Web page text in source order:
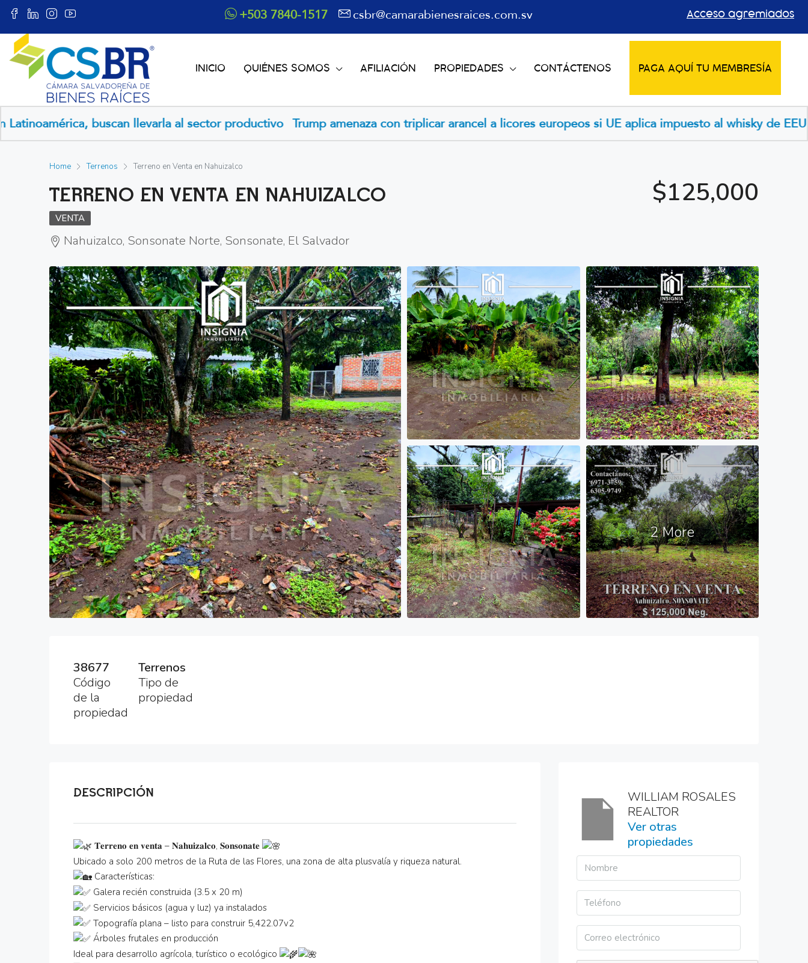
+503 7840-1517 csbr@camarabienesraices.com.sv Acceso agremiados
INICIO QUIÉNES SOMOS AFILIACIÓN PROPIEDADES CONTÁCTENOS PAGA AQUÍ TU MEMBRESÍA
buscan llevarla al sector productivo Trump amenaza con triplicar arancel a licores europeos si UE aplica impuesto al whisky de EEUU
Home Terrenos Terreno en Venta en Nahuizalco
TERRENO EN VENTA EN NAHUIZALCO $125,000
VENTA
Nahuizalco, Sonsonate Norte, Sonsonate, El Salvador
2 More
38677
Código
de la
propiedad
Terrenos
Tipo de
propiedad
DESCRIPCIÓN
𝐓𝐞𝐫𝐫𝐞𝐧𝐨 𝐞𝐧 𝐯𝐞𝐧𝐭𝐚 – 𝐍𝐚𝐡𝐮𝐢𝐳𝐚𝐥𝐜𝐨, 𝐒𝐨𝐧𝐬𝐨𝐧𝐚𝐭𝐞
Ubicado a solo 200 metros de la Ruta de las Flores, una zona de alta plusvalía y riqueza natural.
Características:
Galera recién construida (3.5 x 20 m)
Servicios básicos (agua y luz) ya instalados
Topografía plana – listo para construir 5,422.07v2
Árboles frutales en producción
Ideal para desarrollo agrícola, turístico o ecológico
WILLIAM ROSALES
REALTOR
Ver otras
propiedades